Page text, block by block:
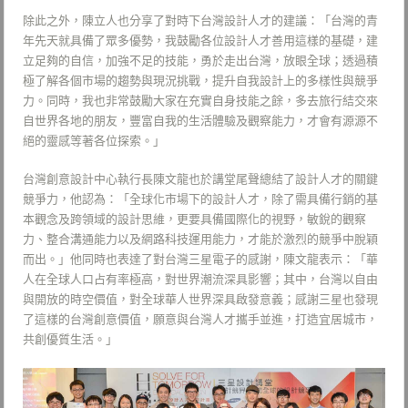
除此之外，陳立人也分享了對時下台灣設計人才的建議：「台灣的青
年先天就具備了眾多優勢，我鼓勵各位設計人才善用這樣的基礎，建
立足夠的自信，加強不足的技能，勇於走出台灣，放眼全球；透過積
極了解各個市場的趨勢與現況挑戰，提升自我設計上的多樣性與競爭
力。同時，我也非常鼓勵大家在充實自身技能之餘，多去旅行結交來
自世界各地的朋友，豐富自我的生活體驗及觀察能力，才會有源源不
絕的靈感等著各位探索。」
台灣創意設計中心執行長陳文龍也於講堂尾聲總結了設計人才的關鍵
競爭力，他認為：「全球化市場下的設計人才，除了需具備行銷的基
本觀念及跨領域的設計思維，更要具備國際化的視野，敏銳的觀察
力、整合溝通能力以及網路科技運用能力，才能於激烈的競爭中脫穎
而出。」他同時也表達了對台灣三星電子的感謝，陳文龍表示：「華
人在全球人口占有率極高，對世界潮流深具影響；其中，台灣以自由
與開放的時空價值，對全球華人世界深具啟發意義；感謝三星也發現
了這樣的台灣創意價值，願意與台灣人才攜手並進，打造宜居城市，
共創優質生活。」